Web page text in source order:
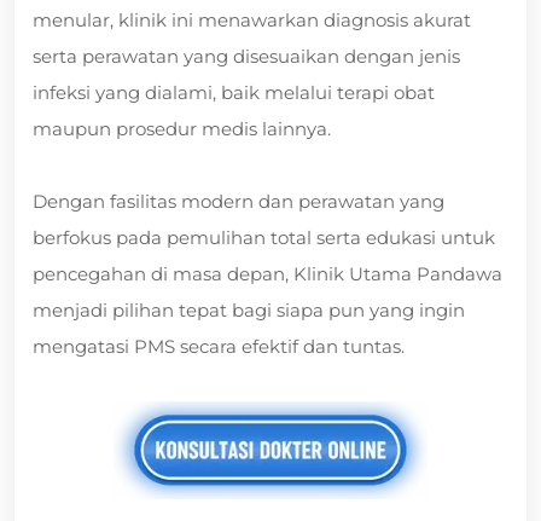
menular, klinik ini menawarkan diagnosis akurat
serta perawatan yang disesuaikan dengan jenis
infeksi yang dialami, baik melalui terapi obat
maupun prosedur medis lainnya.
Dengan fasilitas modern dan perawatan yang
berfokus pada pemulihan total serta edukasi untuk
pencegahan di masa depan, Klinik Utama Pandawa
menjadi pilihan tepat bagi siapa pun yang ingin
mengatasi PMS secara efektif dan tuntas.